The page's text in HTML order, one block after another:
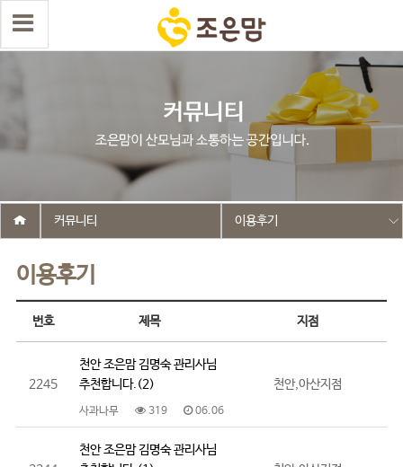
이용후기
커뮤니티 이용후기
번호 제목 지점
2245
천안 조은맘 김명숙 관리사님
추천합니다.(2)
사과나무 319 06.06
천안,아산지점
천안 조은맘 김명숙 관리사님